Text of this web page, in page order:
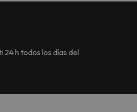
24 h todos los días del